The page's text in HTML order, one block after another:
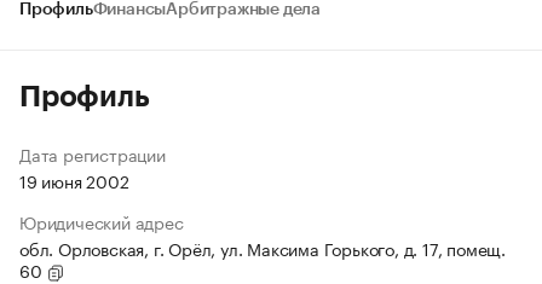
ПрофильФинансыАрбитражные дела
Профиль
Дата регистрации
19 июня 2002
Юридический адрес
обл. Орловская, г. Орёл, ул. Максима Горького, д. 17, помещ.
60